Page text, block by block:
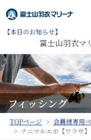
【本日のお知らせ】
富士山羽衣マ
フィッシング
TOPページ 会員様専用
ナニマルエボ【ワラサ】